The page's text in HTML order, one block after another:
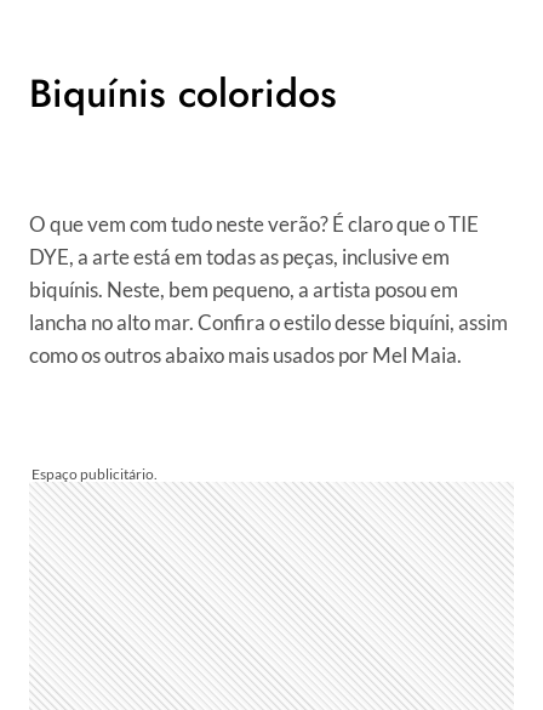
Biquínis coloridos
O que vem com tudo neste verão? É claro que o TIE
DYE, a arte está em todas as peças, inclusive em
biquínis. Neste, bem pequeno, a artista posou em
lancha no alto mar. Confira o estilo desse biquíni, assim
como os outros abaixo mais usados por Mel Maia.